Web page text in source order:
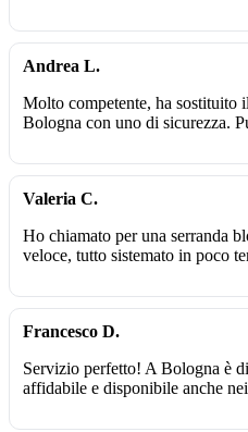
Andrea L.
Molto competente, ha sostituito
Bologna con uno di sicurezza.
Valeria C.
Ho chiamato per una serranda
veloce, tutto sistemato in poco
Francesco D.
Servizio perfetto! A Bologna è
affidabile e disponibile anche